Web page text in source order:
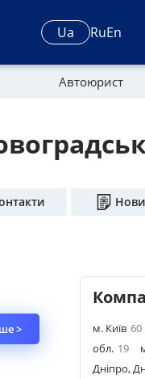
Ua RuEn
Автоюрист
> м. Київ 60
обл. 19
Дніпро,